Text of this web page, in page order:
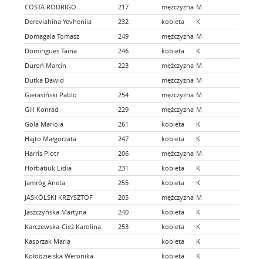
COSTA RODRIGO
217 mężczyzna M
Dereviahina Yevheniia
232 kobieta
K
Domagala Tomasz
249 mężczyzna M
Domingues Taina
246 kobieta K
Duroń Marcin
223 mężczyzna M
Dutka Dawid
mężczyzna M
Gierasiński Pablo
254 mężczyzna M
Gill Konrad
229 mężczyzna M
Gola Mariola
261 kobieta
K
Hajto Małgorzata
247 kobieta
K
Harris Piotr
206 mężczyzna M
Horbatiuk Lidia
231 kobieta K
Jamróg Aneta
255 kobieta K
JASKÓLSKI KRZYSZTOF
205 mężczyzna M
Jaszczyńska Martyna
240 kobieta K
Karczewska-Cież Karolina
253 kobieta K
Kasprzak Maria
kobieta
K
Kołodziejska Weronika
kobieta K